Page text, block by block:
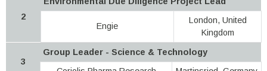
2
Engie
London, United
Kingdom
3
Group Leader - Science & Technology